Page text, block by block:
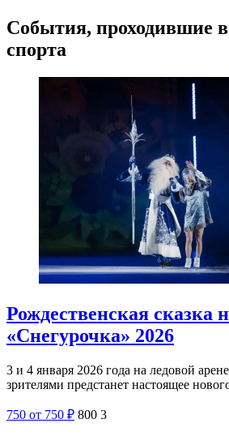
События, проходившие
спорта
Рождественская сказка
«Снегурочка» 2026
3 и 4 января 2026 года на ледовой
зрителями предстанет настоящее
750 от 750 ₽ 800 3